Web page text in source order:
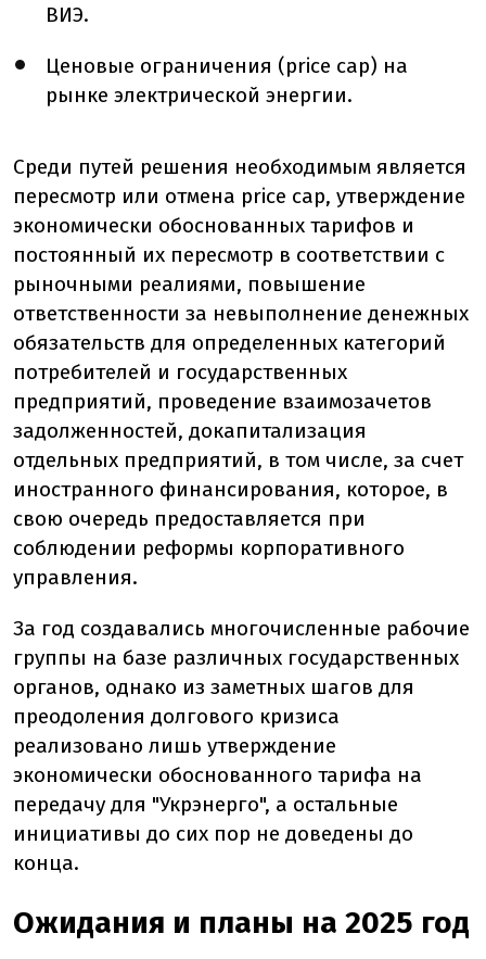
ВИЭ.
Ценовые ограничения (price cap) на
рынке электрической энергии.
Среди путей решения необходимым является
пересмотр или отмена price cap, утверждение
экономически обоснованных тарифов и
постоянный их пересмотр в соответствии с
рыночными реалиями, повышение
ответственности за невыполнение денежных
обязательств для определенных категорий
потребителей и государственных
предприятий, проведение взаимозачетов
задолженностей, докапитализация
отдельных предприятий, в том числе, за счет
иностранного финансирования, которое, в
свою очередь предоставляется при
соблюдении реформы корпоративного
управления.
За год создавались многочисленные рабочие
группы на базе различных государственных
органов, однако из заметных шагов для
преодоления долгового кризиса
реализовано лишь утверждение
экономически обоснованного тарифа на
передачу для "Укрэнерго", а остальные
инициативы до сих пор не доведены до
конца.
Ожидания и планы на 2025 год